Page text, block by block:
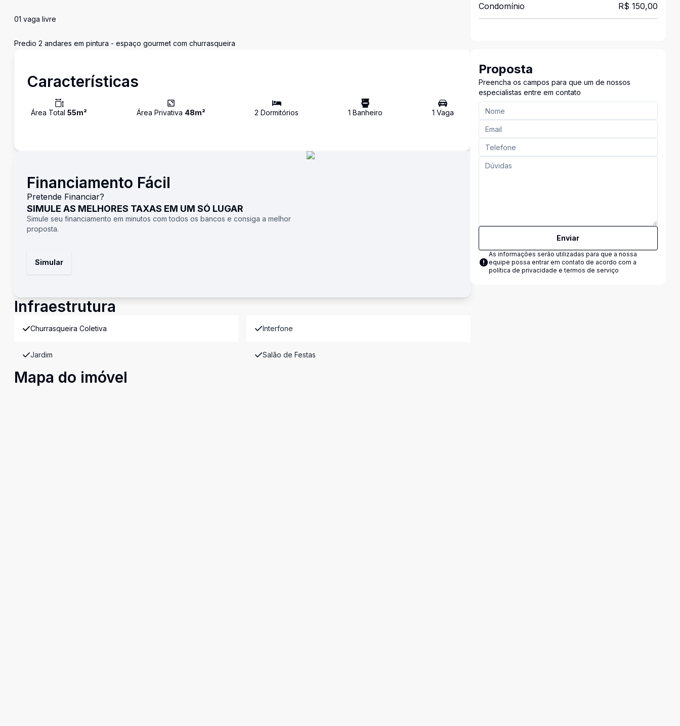
01 vaga livre
Predio 2 andares em pintura - espaço gourmet com churrasqueira
Características
Área Total 55m² Área Privativa 48m² 2 Dormitórios 1 Banheiro 1 Vaga
Financiamento Fácil
Pretende Financiar?
SIMULE AS MELHORES TAXAS EM UM SÓ LUGAR
Simule seu financiamento em minutos com todos os bancos e consiga a melhor
proposta.
Simular
Infraestrutura
Churrasqueira Coletiva Interfone
Jardim Salão de Festas
Mapa do imóvel
Condomínio R$ 150,00
Proposta
Preencha os campos para que um de nossos
especialistas entre em contato
Enviar
As informações serão utilizadas para que a nossa
equipe possa entrar em contato de acordo com a
política de privacidade e termos de serviço